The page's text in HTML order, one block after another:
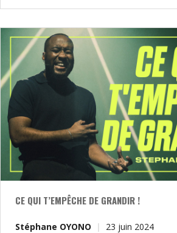
CE QUI T’EMPÊCHE DE GRANDIR !
Stéphane OYONO 23 juin 2024